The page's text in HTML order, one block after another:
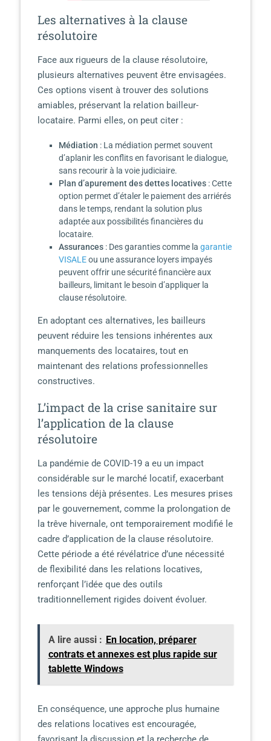
Les alternatives à la clause
résolutoire
Face aux rigueurs de la clause résolutoire,
plusieurs alternatives peuvent être envisagées.
Ces options visent à trouver des solutions
amiables, préservant la relation bailleur-
locataire. Parmi elles, on peut citer :
Médiation : La médiation permet souvent
d’aplanir les conflits en favorisant le dialogue,
sans recourir à la voie judiciaire.
Plan d’apurement des dettes locatives: Cette
option permet d’étaler le paiement des arriérés
dans le temps, rendant la solution plus
adaptée aux possibilités financières du
locataire.
Assurances: Des garanties comme la garantie
VISALEou une assurance loyers impayés
peuvent offrir une sécurité financière aux
bailleurs, limitant le besoin d’appliquer la
clause résolutoire.
En adoptant ces alternatives, les bailleurs
peuvent réduire les tensions inhérentes aux
manquements des locataires, tout en
maintenant des relations professionnelles
constructives.
L’impact de la crise sanitaire sur
l’application de la clause
résolutoire
La pandémie de COVID-19 a eu un impact
considérable sur le marché locatif, exacerbant
les tensions déjà présentes. Les mesures prises
par le gouvernement, comme la prolongation de
la trêve hivernale, ont temporairement modifié le
cadre d’application de la clause résolutoire.
Cette période a été révélatrice d’une nécessité
de flexibilité dans les relations locatives,
renforçant l’idée que des outils
traditionnellement rigides doivent évoluer.
A lire aussi : En location, préparer
contrats et annexes est plus rapide sur
tablette Windows
En conséquence, une approche plus humaine
des relations locatives est encouragée,